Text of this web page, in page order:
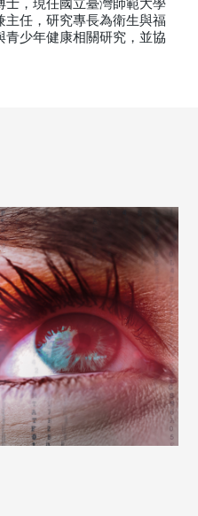
士，現任國立臺灣師範大學
任，研究專長為衛生與福
少年健康相關研究，並協